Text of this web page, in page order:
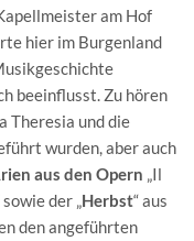
am Hof
hier im Burgenland
beeinflusst. Zu hören
Theresia und die
wurden, aber auch
aus den Opern „Il
der „Herbst“ aus
den angeführten